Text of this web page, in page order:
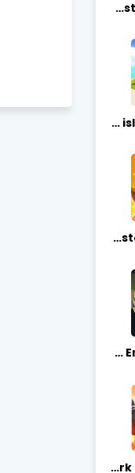
تحميل لعبة Candy Disaster TD مهكرة اخر إصدار
تحميل لعبة city island 6 مهكرة أخر إصدار
تحميل لعبة Merge Survival : Wasteland مهكرة أخر إصدار
تحميل لعبة World Empire مهكرة أخر إصدار
تحميل لعبة Lionheart: Dark Moon مهكرة أخر إصدار